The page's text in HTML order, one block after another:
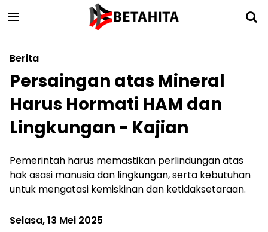
Berita
Persaingan atas Mineral
Harus Hormati HAM dan
Lingkungan - Kajian
Pemerintah harus memastikan perlindungan atas
hak asasi manusia dan lingkungan, serta kebutuhan
untuk mengatasi kemiskinan dan ketidaksetaraan.
Selasa, 13 Mei 2025